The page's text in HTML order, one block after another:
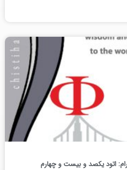
اتود یکصد و بیست و چهارم